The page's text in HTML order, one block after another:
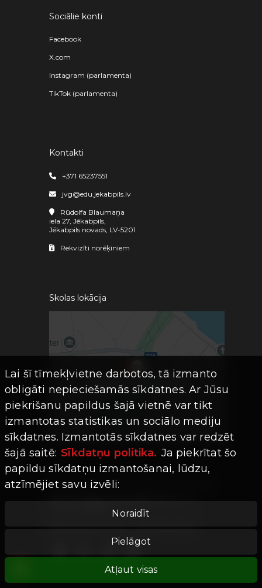
Sociālie konti
Facebook
X.com
Instagram (parlamenta)
TikTok (parlamenta)
Kontakti
+371 65237551
jvg@edu.jekabpils.lv
Rūdolfa Blaumaņa
iela 27, Jēkabpils,
Jēkabpils novads, LV-5201
Rekvizīti norēķiniem
Skolas lokācija
Lai šī tīmekļvietne darbotos, tā izmanto
obligāti nepieciešamās sīkdatnes. Ar Jūsu
piekrišanu papildus šajā vietnē var tikt
izmantotas statistikas un sociālo mediju
sīkdatnes. Izmantotās sīkdatnes var redzēt
šajā saitē: Sīkdatņu politika. Ja piekrītat šo
papildu sīkdatņu izmantošanai, lūdzu,
atzīmējiet savu izvēli:
Noraidīt
Pielāgot
Atļaut visas